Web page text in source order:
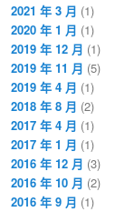
2021 年 3 月 (1)
2020 年 1 月 (1)
2019 年 12 月 (1)
2019 年 11 月 (5)
2019 年 4 月 (1)
2018 年 8 月 (2)
2017 年 4 月 (1)
2017 年 1 月 (1)
2016 年 12 月 (3)
2016 年 10 月 (2)
2016 年 9 月 (1)